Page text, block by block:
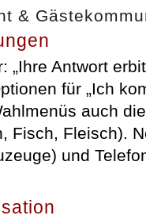
&
„Ihre Antwort
für „Ich
auch
Fisch, Fleisch).
und